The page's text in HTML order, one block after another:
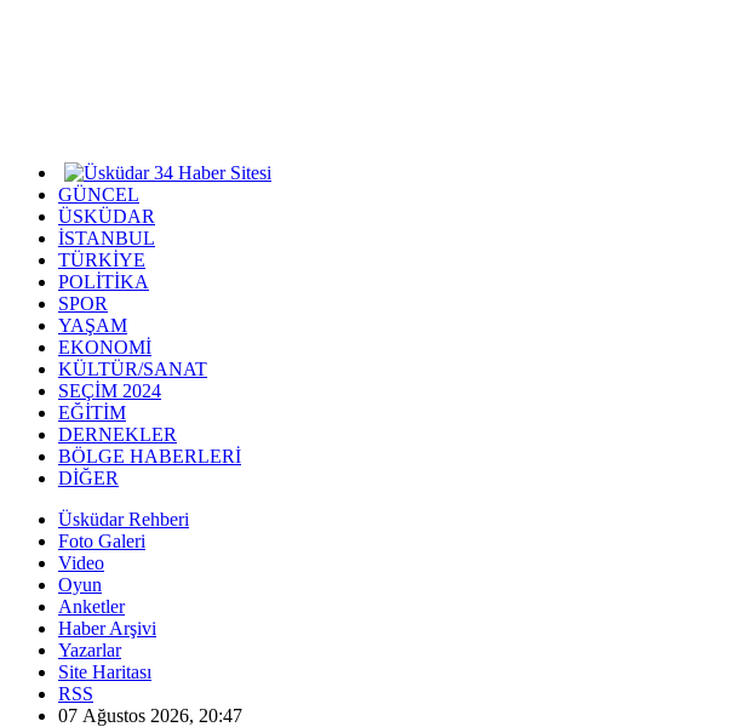
GÜNCEL
ÜSKÜDAR
İSTANBUL
TÜRKİYE
POLİTİKA
SPOR
YAŞAM
EKONOMİ
KÜLTÜR/SANAT
SEÇİM 2024
EĞİTİM
DERNEKLER
BÖLGE HABERLERİ
DİĞER
Üsküdar Rehberi
Foto Galeri
Video
Oyun
Anketler
Haber Arşivi
Yazarlar
Site Haritası
RSS
07 Ağustos 2026, 20:47